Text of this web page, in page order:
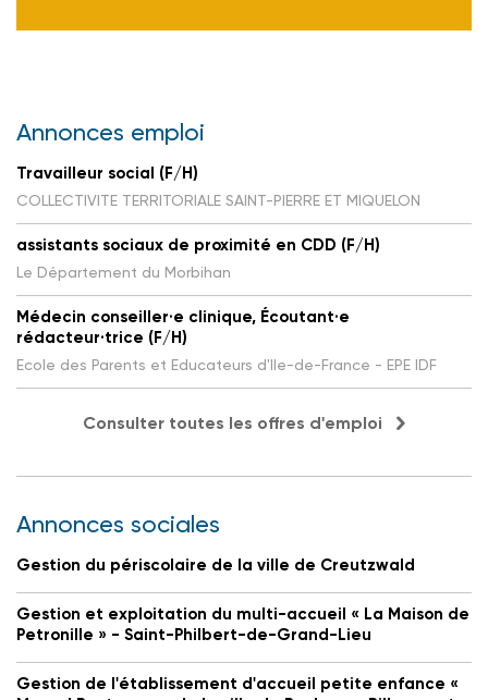
Annonces emploi
Travailleur social (F/H)
COLLECTIVITE TERRITORIALE SAINT-PIERRE ET MIQUELON
assistants sociaux de proximité en CDD (F/H)
Le Département du Morbihan
Médecin conseiller·e clinique, Écoutant·e
rédacteur·trice (F/H)
Ecole des Parents et Educateurs d'Ile-de-France - EPE IDF
Consulter toutes les offres d'emploi
Annonces sociales
Gestion du périscolaire de la ville de Creutzwald
Gestion et exploitation du multi-accueil « La Maison de
Petronille » - Saint-Philbert-de-Grand-Lieu
Gestion de l'établissement d'accueil petite enfance «